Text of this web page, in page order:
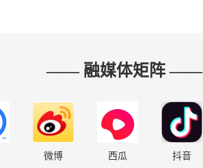
—— 融媒体矩阵 ——
微博 西瓜 抖音